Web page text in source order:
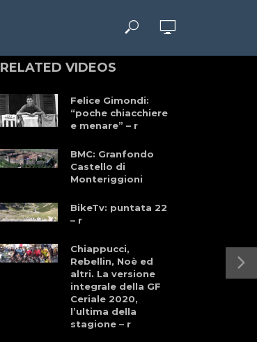
RELATED VIDEOS
Felice Gimondi:
“poche chiacchiere
e menare” – r
BMC: Granfondo
Castello di
Monteriggioni
BikeTv: puntata 22
– r
Chiappucci,
Rebellin, Noè ed
altri. La versione
integrale della GF
Ceriale 2020,
l’ultima della
stagione – r